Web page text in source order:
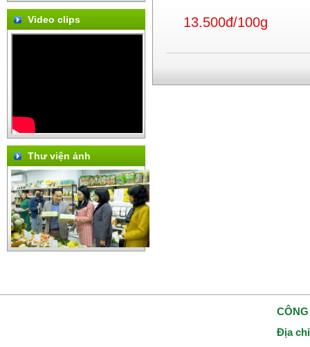
Video clips
Thư viện ảnh
13.500đ/100g
Địa